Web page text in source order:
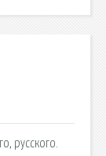
русского.